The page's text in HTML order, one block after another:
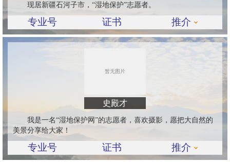
现居新疆石河子市，“湿地保护”志愿者。
专业号 证书 推介
史殿才
我是一名“湿地保护网”的志愿者，喜欢摄影，愿把大自然的
美景分享给大家！
专业号 证书 推介